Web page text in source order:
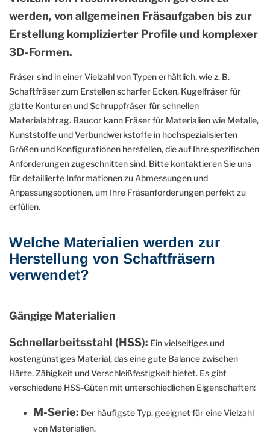
werden, von allgemeinen Fräsaufgaben bis zur
Erstellung komplizierter Profile und komplexer
3D-Formen.
Fräser sind in einer Vielzahl von Typen erhältlich, wie z. B.
Schaftfräser zum Erstellen scharfer Ecken, Kugelfräser für
glatte Konturen und Schruppfräser für schnellen
Materialabtrag. Baucor kann Fräser für Materialien wie Metalle,
Kunststoffe und Verbundwerkstoffe in hochspezialisierten
Größen und Konfigurationen herstellen, die auf Ihre spezifischen
Anforderungen zugeschnitten sind. Bitte kontaktieren Sie uns
für detaillierte Informationen zu Abmessungen und
Anpassungsoptionen, um Ihre Fräsanforderungen perfekt zu
erfüllen.
Welche Materialien werden zur
Herstellung von Schaftfräsern
verwendet?
Gängige Materialien
Schnellarbeitsstahl (HSS): Ein vielseitiges und
kostengünstiges Material, das eine gute Balance zwischen
Härte, Zähigkeit und Verschleißfestigkeit bietet. Es gibt
verschiedene HSS-Güten mit unterschiedlichen Eigenschaften:
M-Serie: Der häufigste Typ, geeignet für eine Vielzahl
von Materialien.